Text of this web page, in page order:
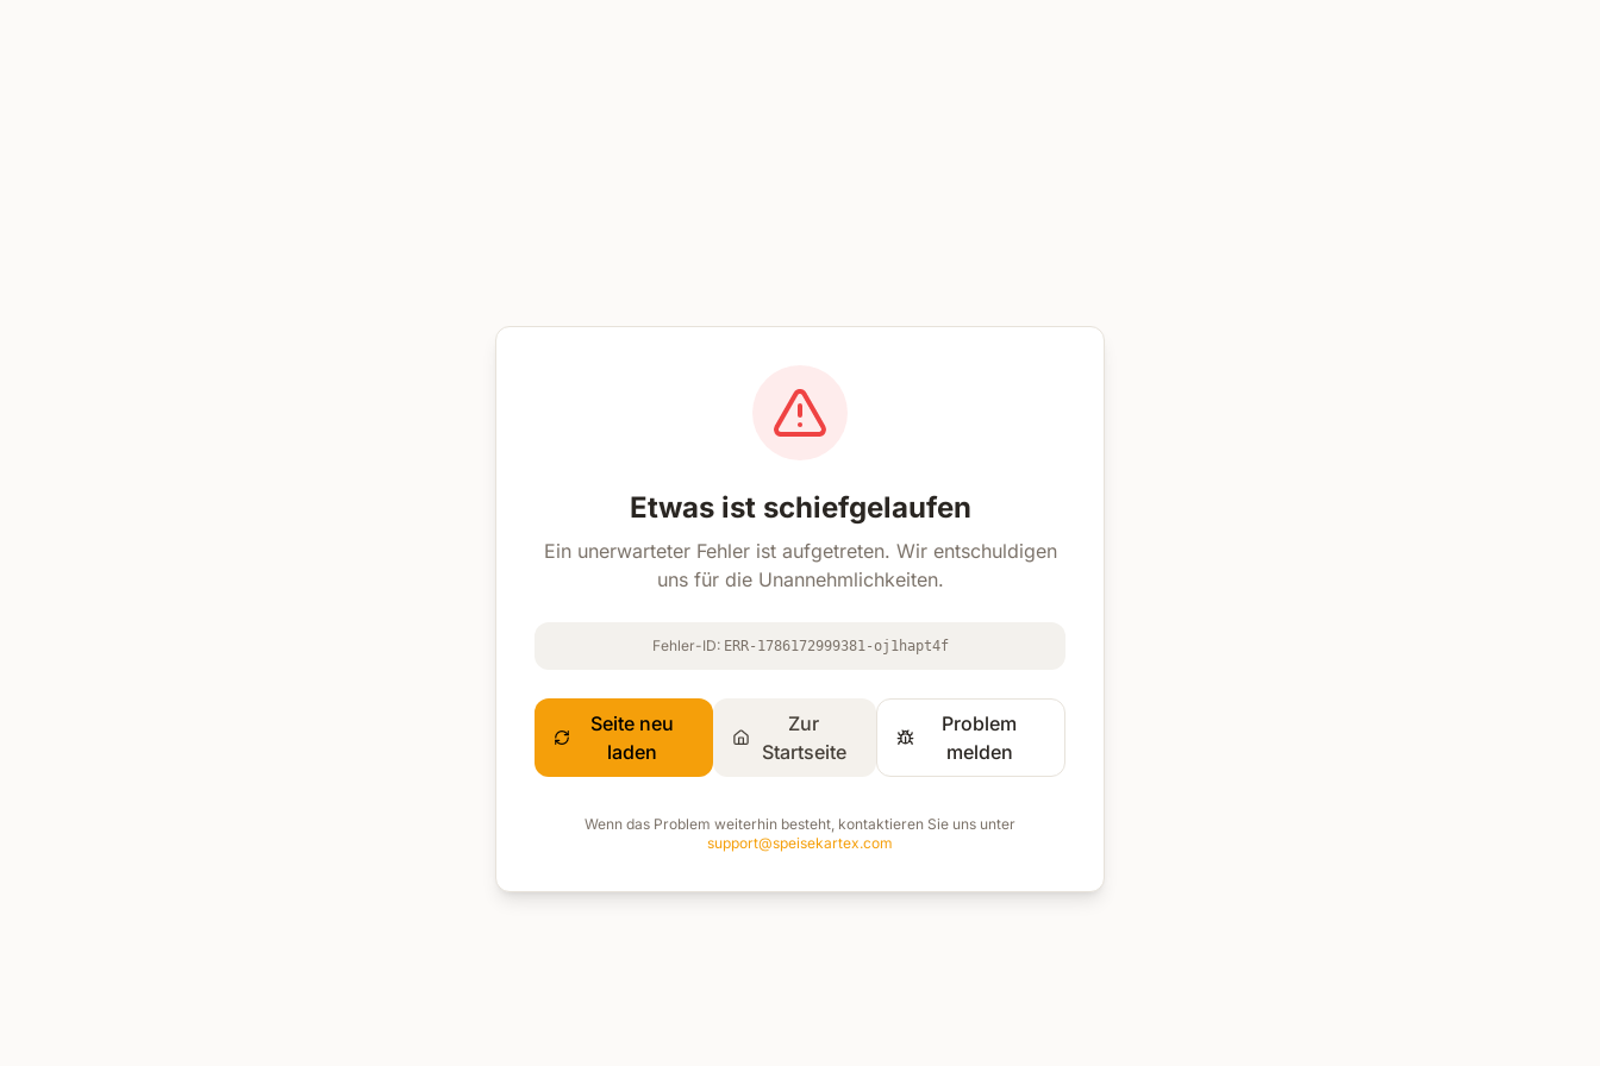
Etwas ist schiefgelaufen
Ein unerwarteter Fehler ist aufgetreten. Wir entschuldigen
uns für die Unannehmlichkeiten.
Fehler-ID: ERR-1786172999381-oj1hapt4f
Seite neu
laden
Zur
Startseite
Problem
melden
Wenn das Problem weiterhin besteht, kontaktieren Sie uns unter
support@speisekartex.com